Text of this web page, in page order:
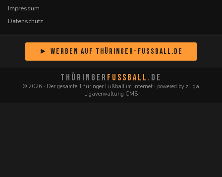
Impressum
Datenschutz
► Werben auf Thüringer-Fussball.de
THÜRINGER FUSSBALL .DE
© 2026 · Der gesamte Thüringer Fußball im Internet · powered by zLiga
Ligaverwaltung CMS